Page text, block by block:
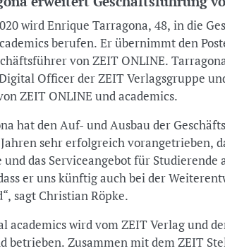
wird Enrique Tarragona, 48, in die
berufen. Er übernimmt den
von ZEIT ONLINE.
Officer der ZEIT Verlagsgruppe
ZEIT ONLINE und academics.
hat den Auf- und Ausbau der
sehr erfolgreich vorangetrieben,
das Serviceangebot für
er uns künftig auch bei der
sagt Christian Röpke.
academics wird vom ZEIT Verlag und
betrieben. Zusammen mit dem ZEIT